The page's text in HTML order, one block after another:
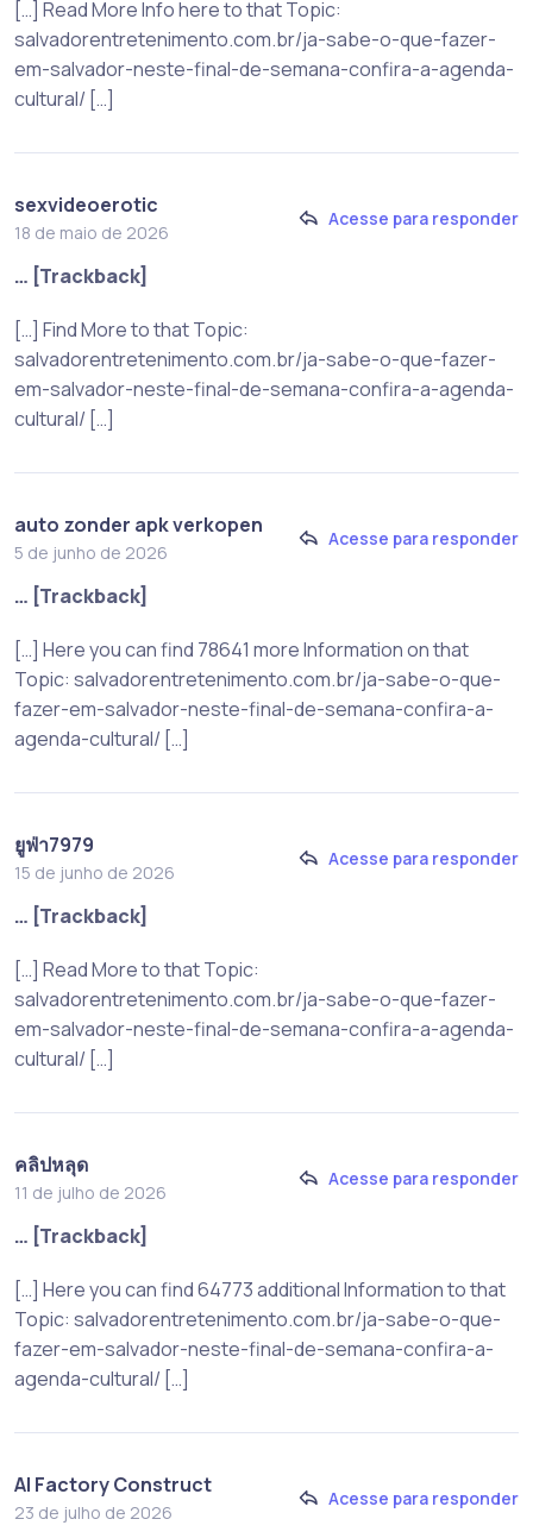
[…] Read More Info here to that Topic:
salvadorentretenimento.com.br/ja-sabe-o-que-fazer-
em-salvador-neste-final-de-semana-confira-a-agenda-
cultural/ […]
sexvideoerotic
18 de maio de 2026
Acesse para responder
… [Trackback]
[…] Find More to that Topic:
salvadorentretenimento.com.br/ja-sabe-o-que-fazer-
em-salvador-neste-final-de-semana-confira-a-agenda-
cultural/ […]
auto zonder apk verkopen
5 de junho de 2026
Acesse para responder
… [Trackback]
[…] Here you can find 78641 more Information on that
Topic: salvadorentretenimento.com.br/ja-sabe-o-que-
fazer-em-salvador-neste-final-de-semana-confira-a-
agenda-cultural/ […]
ยูฟ่า7979
15 de junho de 2026
Acesse para responder
… [Trackback]
[…] Read More to that Topic:
salvadorentretenimento.com.br/ja-sabe-o-que-fazer-
em-salvador-neste-final-de-semana-confira-a-agenda-
cultural/ […]
คลิปหลุด
11 de julho de 2026
Acesse para responder
… [Trackback]
[…] Here you can find 64773 additional Information to that
Topic: salvadorentretenimento.com.br/ja-sabe-o-que-
fazer-em-salvador-neste-final-de-semana-confira-a-
agenda-cultural/ […]
AI Factory Construct
23 de julho de 2026
Acesse para responder